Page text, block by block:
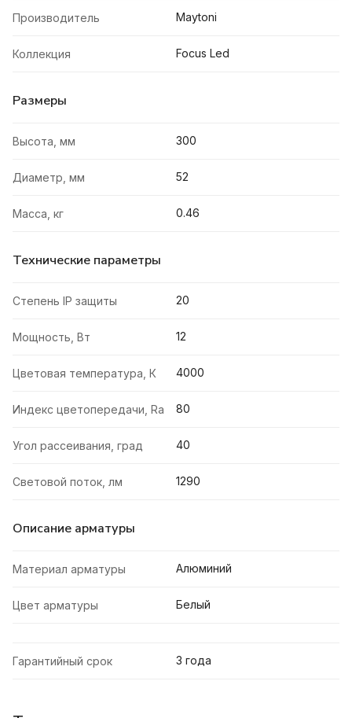
Производитель Maytoni
Коллекция Focus Led
Размеры
Высота, мм 300
Диаметр, мм 52
Масса, кг 0.46
Технические параметры
Степень IP защиты 20
Мощность, Вт 12
Цветовая температура, К 4000
Индекс цветопередачи, Ra 80
Угол рассеивания, град 40
Световой поток, лм 1290
Описание арматуры
Материал арматуры Алюминий
Цвет арматуры Белый
Гарантийный срок 3 года